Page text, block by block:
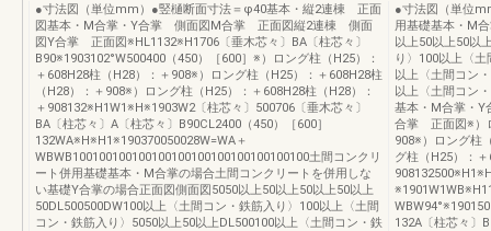
●寸法図（単位mm）●竪樋断面寸法＝φ40基本・縦2連棟 正面
図基本・M合掌・Y合掌 側面図M合掌 正面図縦2連棟 側面
図Y合掌 正面図※HL1132※H1706〔垂木芯々〕BA〔柱芯々〕
B90※1903102°W500400（450）［600］※）ロング柱（H25）：
＋608H28柱（H28）：＋908※）ロング柱（H25）：＋608H28柱
（H28）：＋908※）ロング柱（H25）：＋608H28柱（H28）：
＋908132※H1W1※H※1903W2〔柱芯々〕500706〔垂木芯々〕
BA〔柱芯々〕A〔柱芯々〕B90CL2400（450）［600］
132WA※H※H1※190370050028W=WA＋
WBWB100100100100100100100100100100100100土間コンクリ
ート併用基礎基本・M合掌の場合土間コンクリートを併用しな
い基礎Y合掌の場合正面図側面図5050以上50以上50以上50以上
50DL500500DW100以上〈土間コン・鉄筋入り〉100以上〈土間
コン・鉄筋入り〉5050以上50以上DL500100以上〈土間コン・鉄
●寸法図（単位
用基礎基本・M
以上50以上50以
り〉100以上〈
以上〈土間コン
以上〈土間コン
基本・M合掌・
合掌 正面図※）
908※）ロング柱
グ柱（H25）：
132A〔柱芯々〕